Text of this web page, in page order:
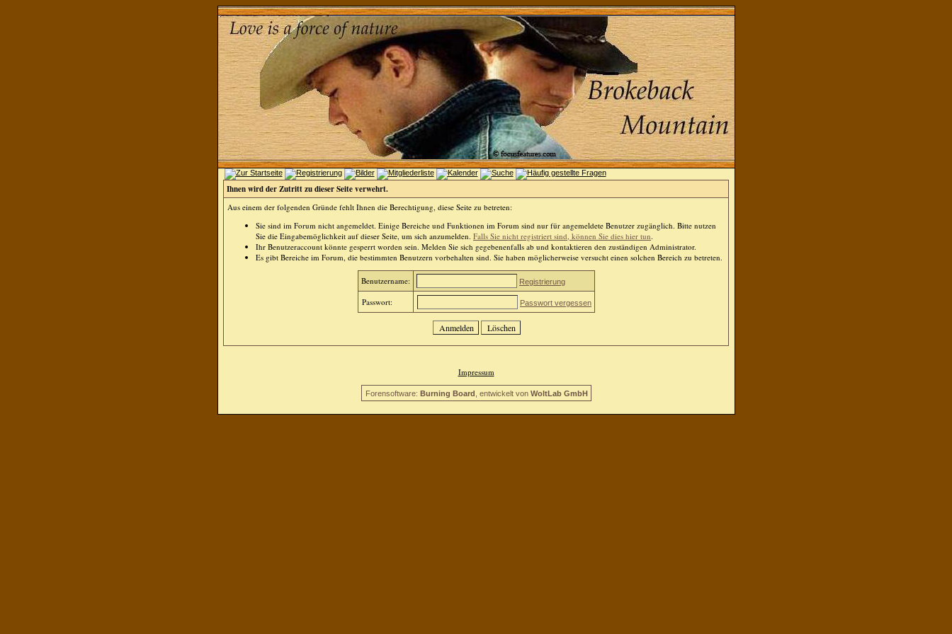
Ihnen wird der Zutritt zu dieser Seite verwehrt.
Aus einem der folgenden Gründe fehlt Ihnen die Berechtigung, diese Seite zu betreten:
Sie sind im Forum nicht angemeldet. Einige Bereiche und Funktionen im Forum sind nur für angemeldete Benutzer zugänglich. Bitte nutzen
Sie die Eingabemöglichkeit auf dieser Seite, um sich anzumelden. Falls Sie nicht registriert sind, können Sie dies hier tun.
Ihr Benutzeraccount könnte gesperrt worden sein. Melden Sie sich gegebenenfalls ab und kontaktieren den zuständigen Administrator.
Es gibt Bereiche im Forum, die bestimmten Benutzern vorbehalten sind. Sie haben möglicherweise versucht einen solchen Bereich zu betreten.
Benutzername: Registrierung
Passwort: Passwort vergessen
Impressum
Forensoftware: Burning Board , entwickelt von WoltLab GmbH